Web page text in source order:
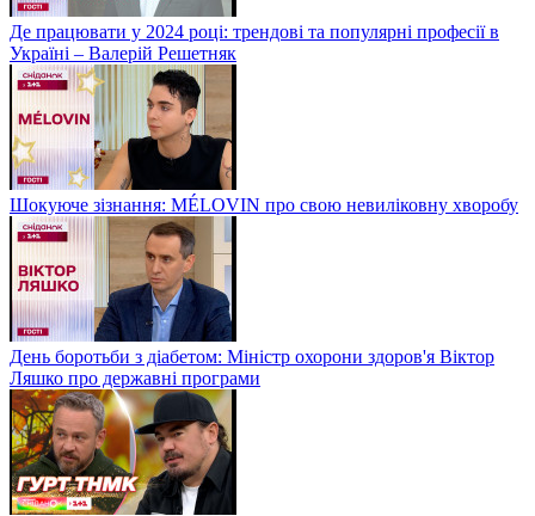
Де працювати у 2024 році: трендові та популярні професії в
Україні – Валерій Решетняк
Шокуюче зізнання: MÉLOVIN про свою невиліковну хворобу
День боротьби з діабетом: Міністр охорони здоров'я Віктор
Ляшко про державні програми